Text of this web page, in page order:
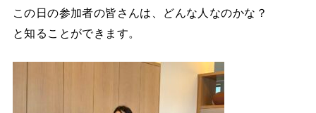
この日の参加者の皆さんは、どんな人なのかな？
と知ることができます。